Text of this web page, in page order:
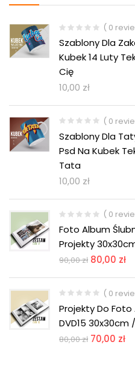
( 0
Szablony Dla
Kubek 14 Luty
Cię
10,00 zł
( 0
Szablony Dla
Psd Na Kubek
Tata
10,00 zł
( 0
Foto Album
Projekty
90,00zł 80,00 zł
( 0
Projekty Do Foto
DVD15 30x30cm
80,00zł 70,00 zł